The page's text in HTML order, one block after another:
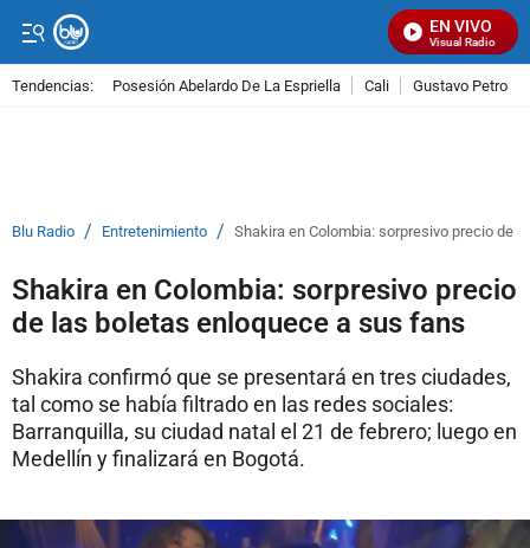
EN VIVO
Señal Visual Radio
Tendencias: Posesión Abelardo De La Espriella Cali Gustavo Petro
Blu Radio / Entretenimiento / Shakira en Colombia: sorpresivo precio de
Shakira en Colombia: sorpresivo precio
de las boletas enloquece a sus fans
Shakira confirmó que se presentará en tres ciudades,
tal como se había filtrado en las redes sociales:
Barranquilla, su ciudad natal el 21 de febrero; luego en
Medellín y finalizará en Bogotá.